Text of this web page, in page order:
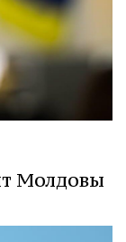
Молдовы